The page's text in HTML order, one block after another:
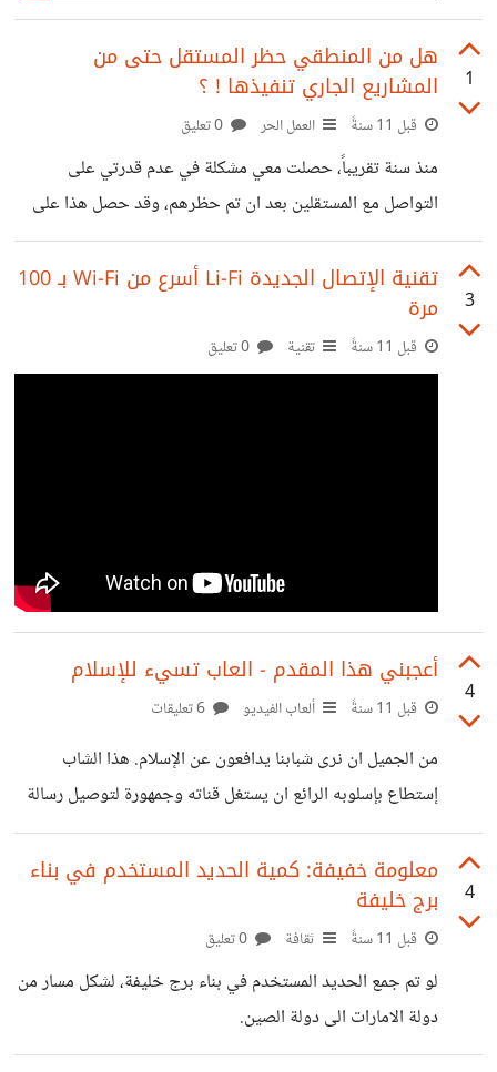
1
هل من المنطقي حظر المستقل حتى من
المشاريع الجاري تنفيذها ! ؟
قبل 11 سنةً العمل الحر
منذ سنة تقريباً، حصلت معي مشكلة في عدم قدرتي على
التواصل مع المستقلين بعد ان تم حظرهم، وقد حصل هذا على
منصة Fiverr و Freelancer. وبالتالي هذا يعني انك ستظل
معلق مشروعك معهم ولا تدري اذا تمكنت من إستكمال مشروعك
معهم ام انهم حظروا حظراً نهائياً. كما انني اتسأل ان كان ايضاً
يحظر المستقل تماماً من كافة المشاريع الجاري تنفيذها على
منصة مستقل وخمسات. ---- *الأسئلة التي نبحث عن إجابتها:* *
3
تقنية الإتصال الجديدة Li-Fi أسرع من Wi-Fi بـ 100
مرة
قبل 11 سنةً تقنية
4
أعجبني هذا المقدم - العاب تسيء للإسلام
قبل 11 سنةً ألعاب الفيديو
من الجميل ان نرى شبابنا يدافعون عن الإسلام. هذا الشاب
إستطاع بإسلوبه الرائع ان يستغل قناته وجمهورة لتوصيل رسالة
تدافع عن الإسلام نتيجة فعلة الشركات المطورة للألعاب التي
وضعت آيات قرأنية أثناء اللعب كما أنها ايضاً وضعت باب الكعبة
كبوابة لدخول الى عالم الجن. *شاهد:*
https://youtu.be/WummsHgKyoA
4
معلومة خفيفة: كمية الحديد المستخدم في بناء
برج خليفة
قبل 11 سنةً ثقافة
لو تم جمع الحديد المستخدم في بناء برج خليفة، لشكل مسار من
دولة الامارات الى دولة الصين.